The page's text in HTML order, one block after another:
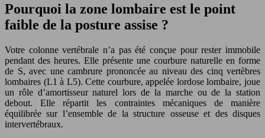
Pourquoi la zone lombaire est le point
faible de la posture assise ?
Votre colonne vertébrale n’a pas été conçue pour rester immobile
pendant des heures. Elle présente une courbure naturelle en forme
de S, avec une cambrure prononcée au niveau des cinq vertèbres
lombaires (L1 à L5). Cette courbure, appelée lordose lombaire, joue
un rôle d’amortisseur naturel lors de la marche ou de la station
debout. Elle répartit les contraintes mécaniques de manière
équilibrée sur l’ensemble de la structure osseuse et des disques
intervertébraux.